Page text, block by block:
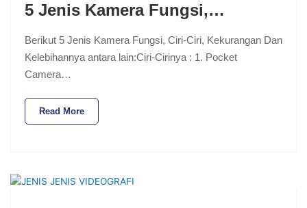
5 Jenis Kamera Fungsi,…
Berikut 5 Jenis Kamera Fungsi, Ciri-Ciri, Kekurangan Dan
Kelebihannya antara lain:Ciri-Cirinya : 1. Pocket
Camera…
Read More